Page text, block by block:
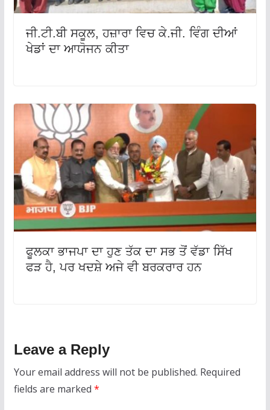
ਜੀ.ਟੀ.ਬੀ ਸਕੂਲ, ਹਜ਼ਾਰਾ ਵਿਚ ਕੇ.ਜੀ. ਵਿੰਗ ਦੀਆਂ
ਖੇਡਾਂ ਦਾ ਆਯੋਜਨ ਕੀਤਾ
ਫੂਲਕਾ ਭਾਜਪਾ ਦਾ ਹੁਣ ਤੱਕ ਦਾ ਸਭ ਤੋਂ ਵੱਡਾ ਸਿੱਖ
ਫੜ ਹੈ, ਪਰ ਖਦਸ਼ੇ ਅਜੇ ਵੀ ਬਰਕਰਾਰ ਹਨ
Leave a Reply
Your email address will not be published. Required
fields are marked *